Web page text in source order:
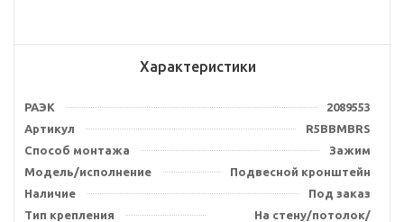
Характеристики
РАЭК
2089553
Артикул
R5BBMBRS
Способ монтажа
Зажим
Модель/исполнение
Подвесной кронштейн
Наличие
Под заказ
Тип крепления
На стену/потолок/